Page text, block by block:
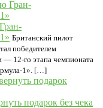
Британский пилот
победителем
— 12-го этапа чемпионата
1». […]
подарок без чека